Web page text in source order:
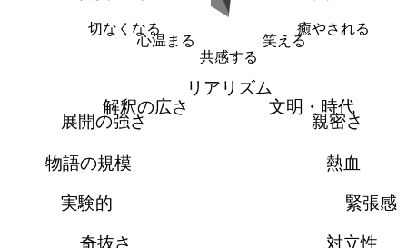
癒やされる
笑える
共感する
心温まる
切なくなる
リアリズム
文明・時代
親密さ
熱血
緊張感
対立性
奇抜さ
実験的
物語の規模
展開の強さ
解釈の広さ